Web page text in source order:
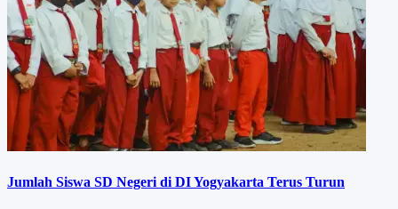
Jumlah Siswa SD Negeri di DI Yogyakarta Terus Turun